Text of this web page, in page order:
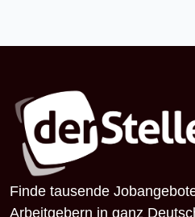
Finde tausende
Arbeitgebern in ganz